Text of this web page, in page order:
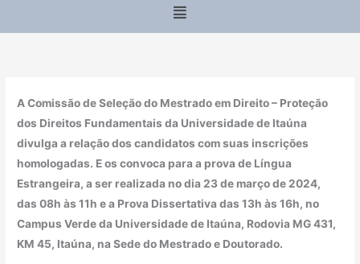
Menu
A Comissão de Seleção do Mestrado em Direito – Proteção
dos Direitos Fundamentais da Universidade de Itaúna
divulga a relação dos candidatos com suas inscrições
homologadas. E os convoca para a prova de Língua
Estrangeira, a ser realizada no dia 23 de março de 2024,
das 08h às 11h e a Prova Dissertativa das 13h às 16h, no
Campus Verde da Universidade de Itaúna, Rodovia MG 431,
KM 45, Itaúna, na Sede do Mestrado e Doutorado.